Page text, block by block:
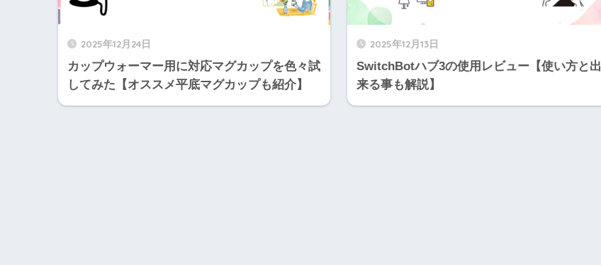
2025年12月24日
カップウォーマー用に対応マグカップを色々試
してみた【オススメ平底マグカップも紹介】
2025年12月13日
SwitchBotハブ3の使用レビュー【使い方と出
来る事も解説】